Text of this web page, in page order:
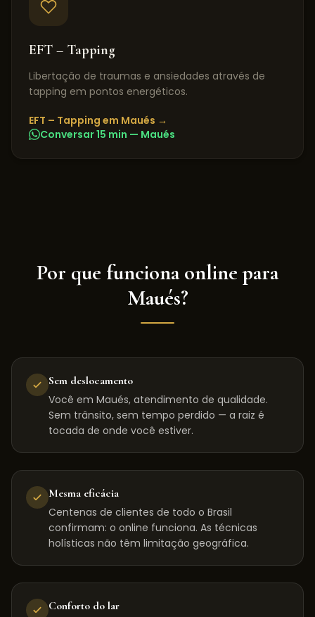
EFT – Tapping
Libertação de traumas e ansiedades através de
tapping em pontos energéticos.
EFT – Tapping em Maués →
Conversar 15 min — Maués
Por que funciona online para
Maués?
Sem deslocamento
Você em Maués, atendimento de qualidade.
Sem trânsito, sem tempo perdido — a raiz é
tocada de onde você estiver.
Mesma eficácia
Centenas de clientes de todo o Brasil
confirmam: o online funciona. As técnicas
holísticas não têm limitação geográfica.
Conforto do lar